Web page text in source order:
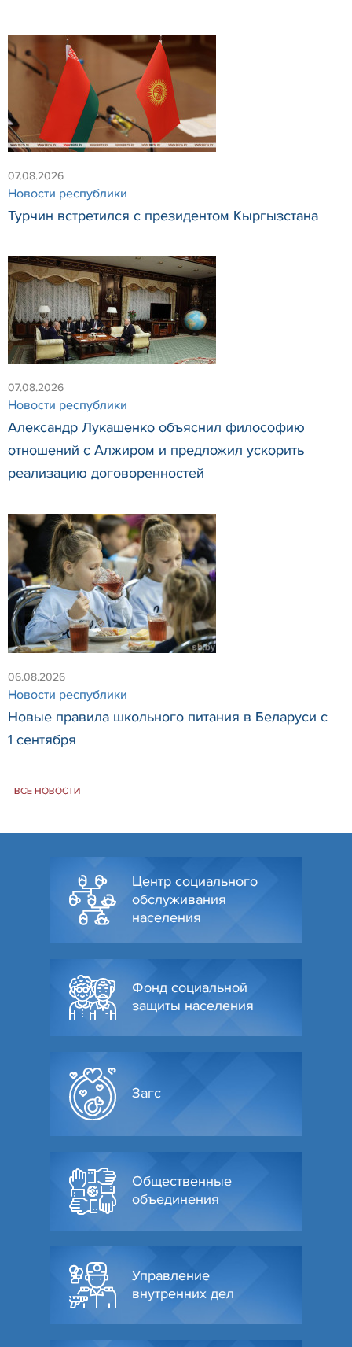
07.08.2026
Новости республики
Турчин встретился с президентом Кыргызстана
07.08.2026
Новости республики
Александр Лукашенко объяснил философию
отношений с Алжиром и предложил ускорить
реализацию договоренностей
06.08.2026
Новости республики
Новые правила школьного питания в Беларуси с
1 сентября
ВСЕ НОВОСТИ
Центр социального
обслуживания
населения
Фонд социальной
защиты населения
Загс
Общественные
объединения
Управление
внутренних дел